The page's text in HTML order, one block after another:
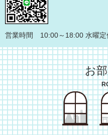
営業時間 10:00～18:00 水曜定
お